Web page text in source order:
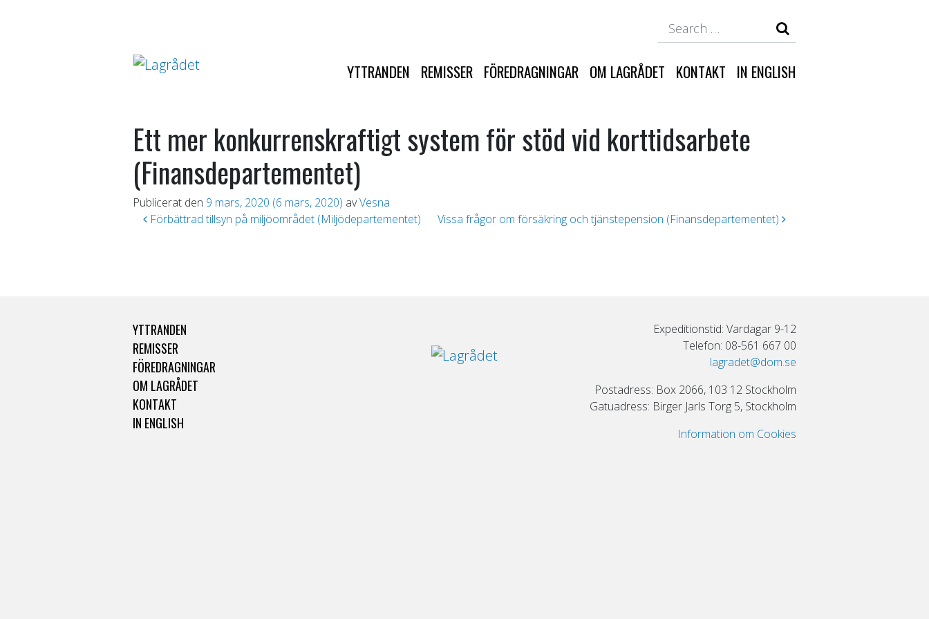
YTTRANDEN REMISSER FÖREDRAGNINGAR OM LAGRÅDET KONTAKT IN ENGLISH
Ett mer konkurrenskraftigt system för stöd vid korttidsarbete
(Finansdepartementet)
Publicerat den 9 mars, 2020 (6 mars, 2020) avVesna
Inläggsnavigering
Förbättrad tillsyn på miljöområdet (Miljödepartementet) Vissa frågor om försäkring och tjänstepension (Finansdepartementet)
YTTRANDEN
REMISSER
FÖREDRAGNINGAR
OM LAGRÅDET
KONTAKT
IN ENGLISH
Expeditionstid: Vardagar 9-12
Telefon: 08-561 667 00
lagradet@dom.se
Postadress: Box 2066, 103 12 Stockholm
Gatuadress: Birger Jarls Torg 5, Stockholm
Information om Cookies